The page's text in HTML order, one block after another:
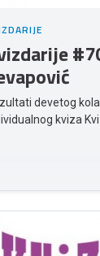
devetog
kviza